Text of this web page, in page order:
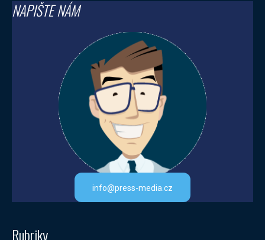
NAPIŠTE NÁM
info@press-media.cz
Rubriky